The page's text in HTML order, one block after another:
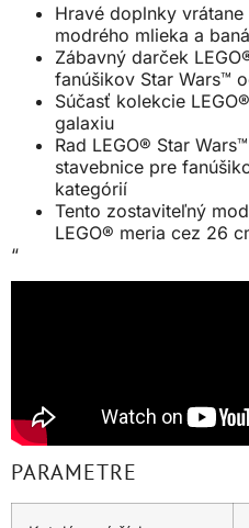
Hravé doplnky
modrého mlieka a
Zábavný darček
fanúšikov Star Wars™
Súčasť kolekcie
galaxiu
Rad LEGO® Star
stavebnice pre
kategórií
Tento zostaviteľný
LEGO® meria cez 26
“
PARAMETRE